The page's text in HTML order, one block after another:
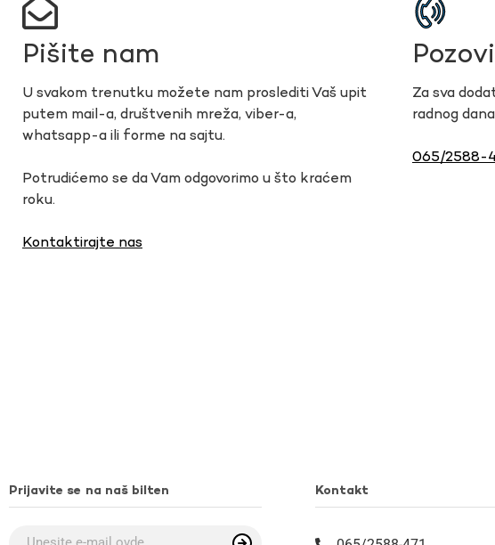
Pišite nam
U svakom trenutku možete nam proslediti Vaš upit
putem mail-a, društvenih mreža, viber-a,
whatsapp-a ili forme na sajtu.
Potrudićemo se da Vam odgovorimo u što kraćem
roku.
Kontaktirajte nas
Za sva
radnog
065/2588-
Prijavite se na naš bilten Kontakt